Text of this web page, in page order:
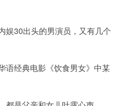
娱30出头的男演员，又有几个
语经典电影《饮食男女》中某